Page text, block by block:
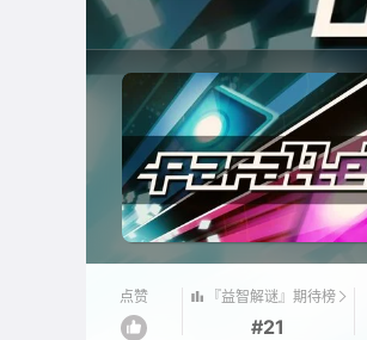
点赞 『益智解谜』期待榜
#21